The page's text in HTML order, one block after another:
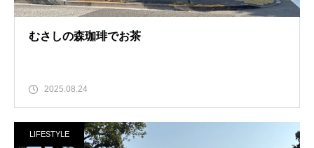
むさしの森珈琲でお茶
2025.08.24
LIFESTYLE